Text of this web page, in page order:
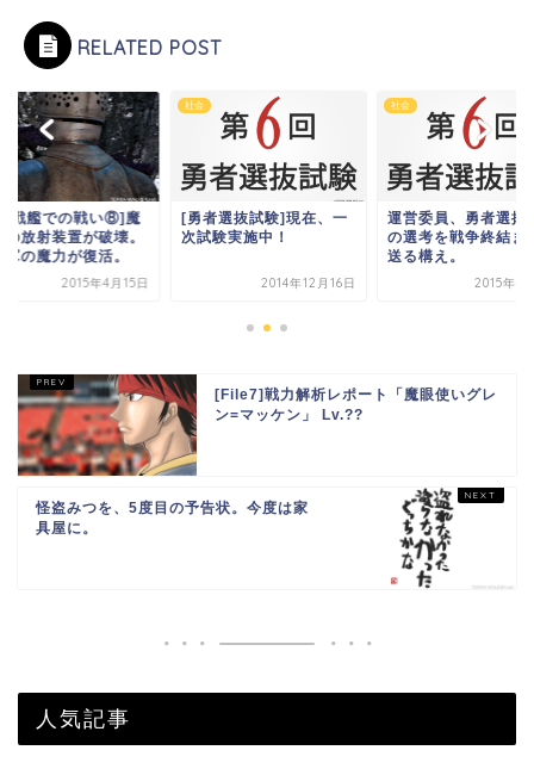
RELATED POST
戦艦での戦い⑧]魔
の放射装置が破壊。
軍の魔力が復活。
2015年4月15日
社会
[勇者選抜試験]現在、一
次試験実施中！
2014年12月16日
社会
運営委員、勇者選抜
の選考を戦争終結ま
送る構え。
2015年4
[File7]戦力解析レポート「魔眼使いグレ
ン=マッケン」 Lv.??
怪盗みつを、5度目の予告状。今度は家
具屋に。
人気記事